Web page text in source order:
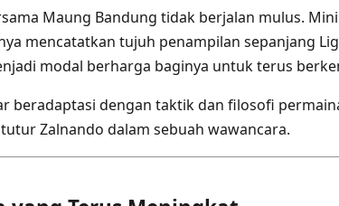
Maung Bandung tidak berjalan mulus.
mencatatkan tujuh penampilan sepanjang
modal berharga baginya untuk terus
beradaptasi dengan taktik dan filosofi
Zalnando dalam sebuah wawancara.